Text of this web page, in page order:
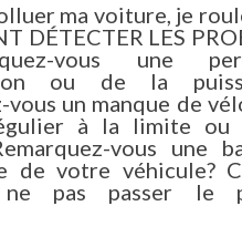
ma voiture, je
DÉTECTER LES
vous une
ou de la
vous un manque de
à la limite ou
vous une
de votre véhicule?
pas passer le